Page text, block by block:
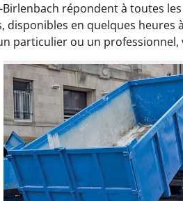
répondent à toutes les
disponibles en quelques
particulier ou un